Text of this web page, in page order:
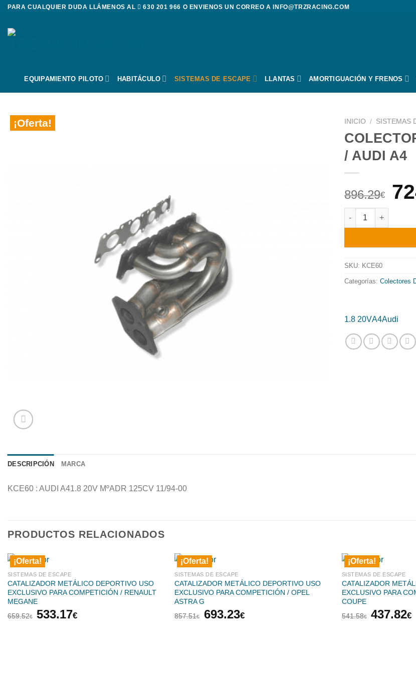
Saltar
contenido
PARA CUALQUIER DUDA LLÁMENOS AL 630 201 966 O ENVIENOS UN CORREO A INFO@TRZRACING.COM
EQUIPAMIENTO PILOTO HABITÁCULO SISTEMAS DE ESCAPE LLANTAS AMORTIGUACIÓN Y FRENOS
¡Oferta! INICIO / SISTEMAS
/ AUDI A4
896.29€
El
COLECTOR DE
SKU: KCE60
Categorías: Colectores
1.8 20VA4Audi
DESCRIPCIÓN MARCA
KCE60 : AUDI A41.8 20V MºADR 125CV 11/94-00
PRODUCTOS RELACIONADOS
¡Oferta!
SISTEMAS DE ESCAPE
CATALIZADOR METÁLICO DEPORTIVO USO
EXCLUSIVO PARA COMPETICIÓN / RENAULT
MEGANE
659.52€
El
533.17€El
¡Oferta!
SISTEMAS DE ESCAPE
CATALIZADOR METÁLICO DEPORTIVO USO
EXCLUSIVO PARA COMPETICIÓN / OPEL
ASTRA G
857.51€
El
693.23€El
¡Oferta!
SISTEMAS DE ESCAPE
CATALIZADOR
EXCLUSIVO PARA
COUPE
541.58€
El
437.82€El